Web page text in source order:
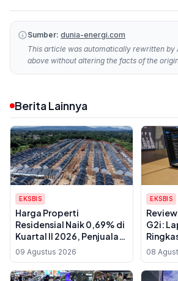
Sumber: dunia-energi.com
This article was automatically rewritten by
above without altering the facts of the
Berita Lainnya
EKSBIS
Harga Properti
Residensial Naik 0,69% di
Kuartal II 2026, Penjualan
Rumah Mulai Membaik
09 Agustus 2026
EKSBIS
G2i:
08